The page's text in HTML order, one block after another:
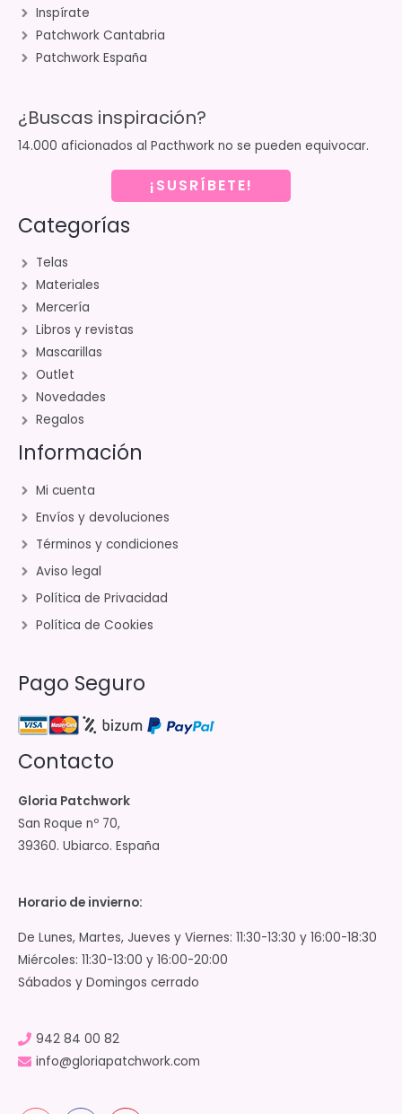
Inspírate
Patchwork Cantabria
Patchwork España
¿Buscas inspiración?
14.000 aficionados al Pacthwork no se pueden equivocar.
¡SUSRÍBETE!
Categorías
Telas
Materiales
Mercería
Libros y revistas
Mascarillas
Outlet
Novedades
Regalos
Información
Mi cuenta
Envíos y devoluciones
Términos y condiciones
Aviso legal
Política de Privacidad
Política de Cookies
Pago Seguro
Contacto
Gloria Patchwork
San Roque nº 70,
39360. Ubiarco. España
Horario de invierno:
De Lunes, Martes, Jueves y Viernes: 11:30-13:30 y 16:00-18:30
Miércoles: 11:30-13:00 y 16:00-20:00
Sábados y Domingos cerrado
942 84 00 82
info@gloriapatchwork.com